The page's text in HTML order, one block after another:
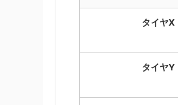
タイヤX
タイヤY